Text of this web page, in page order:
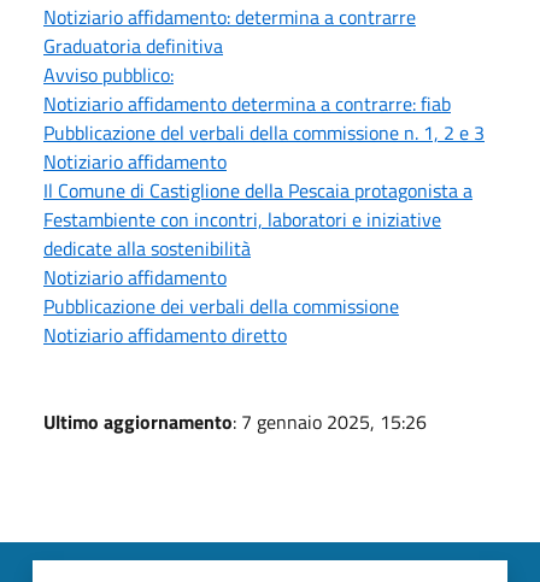
Notiziario affidamento: determina a contrarre
Graduatoria definitiva
Avviso pubblico:
Notiziario affidamento determina a contrarre: fiab
Pubblicazione del verbali della commissione n. 1, 2 e 3
Notiziario affidamento
Il Comune di Castiglione della Pescaia protagonista a
Festambiente con incontri, laboratori e iniziative
dedicate alla sostenibilità
Notiziario affidamento
Pubblicazione dei verbali della commissione
Notiziario affidamento diretto
Ultimo aggiornamento: 7 gennaio 2025, 15:26